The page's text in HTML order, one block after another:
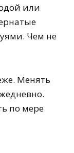
или
Чем не
Менять
по мере